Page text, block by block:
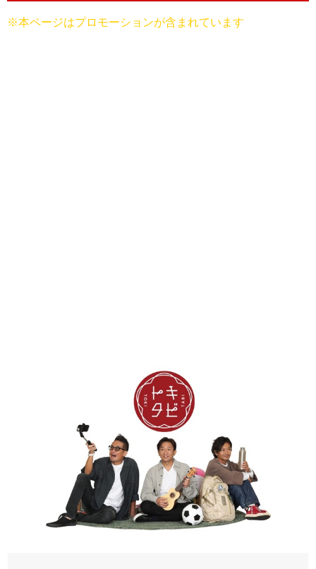
※本ページはプロモーションが含まれています